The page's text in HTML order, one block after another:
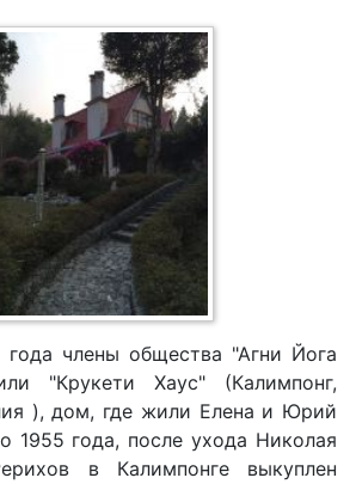
члены общества "Агни Йога
"Крукети Хаус" (Калимпонг,
), дом, где жили Елена и Юрий
1955 года, после ухода Николая
в Калимпонге выкуплен